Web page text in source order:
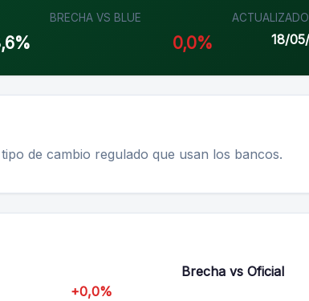
BRECHA VS BLUE
0,0%
ACTUALIZADO
18/
de cambio regulado que usan los bancos.
Brecha vs Oficial
+0,0%